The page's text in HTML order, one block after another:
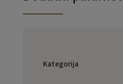
Kategorija